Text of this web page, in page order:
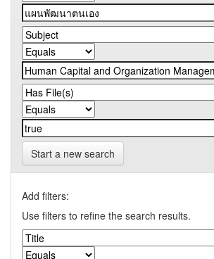
Start a new search
Add filters:
Use filters to refine the search results.